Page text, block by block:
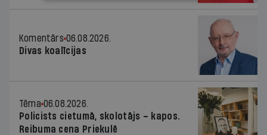
Komentārs 06.08.2026.
Divas koalīcijas
Tēma 06.08.2026.
Policists cietumā, skolotājs – kapos.
Reibuma cena Priekulē